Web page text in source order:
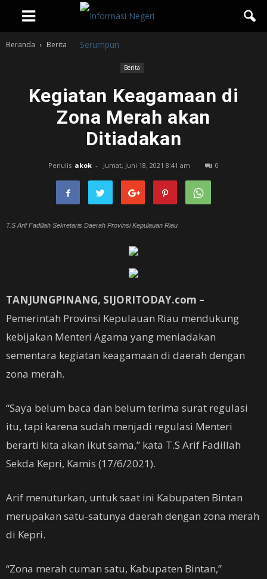
Beranda Berita
Berita
Kegiatan Keagamaan di
Zona Merah akan
Ditiadakan
Penulis akok - Jumat, Juni 18, 2021 8:41 am 0
T.S Arif Fadillah Sekretaris Daerah Provinsi Kepulauan Riau
TANJUNGPINANG, SIJORITODAY.com –
Pemerintah Provinsi Kepulauan Riau mendukung
kebijakan Menteri Agama yang meniadakan
sementara kegiatan keagamaan di daerah dengan
zona merah.
“Saya belum baca dan belum terima surat regulasi
itu, tapi karena sudah menjadi regulasi Menteri
berarti kita akan ikut sama,” kata T.S Arif Fadillah
Sekda Kepri, Kamis (17/6/2021).
Arif menuturkan, untuk saat ini Kabupaten Bintan
merupakan satu-satunya daerah dengan zona merah
di Kepri.
“Zona merah cuman satu, Kabupaten Bintan,”